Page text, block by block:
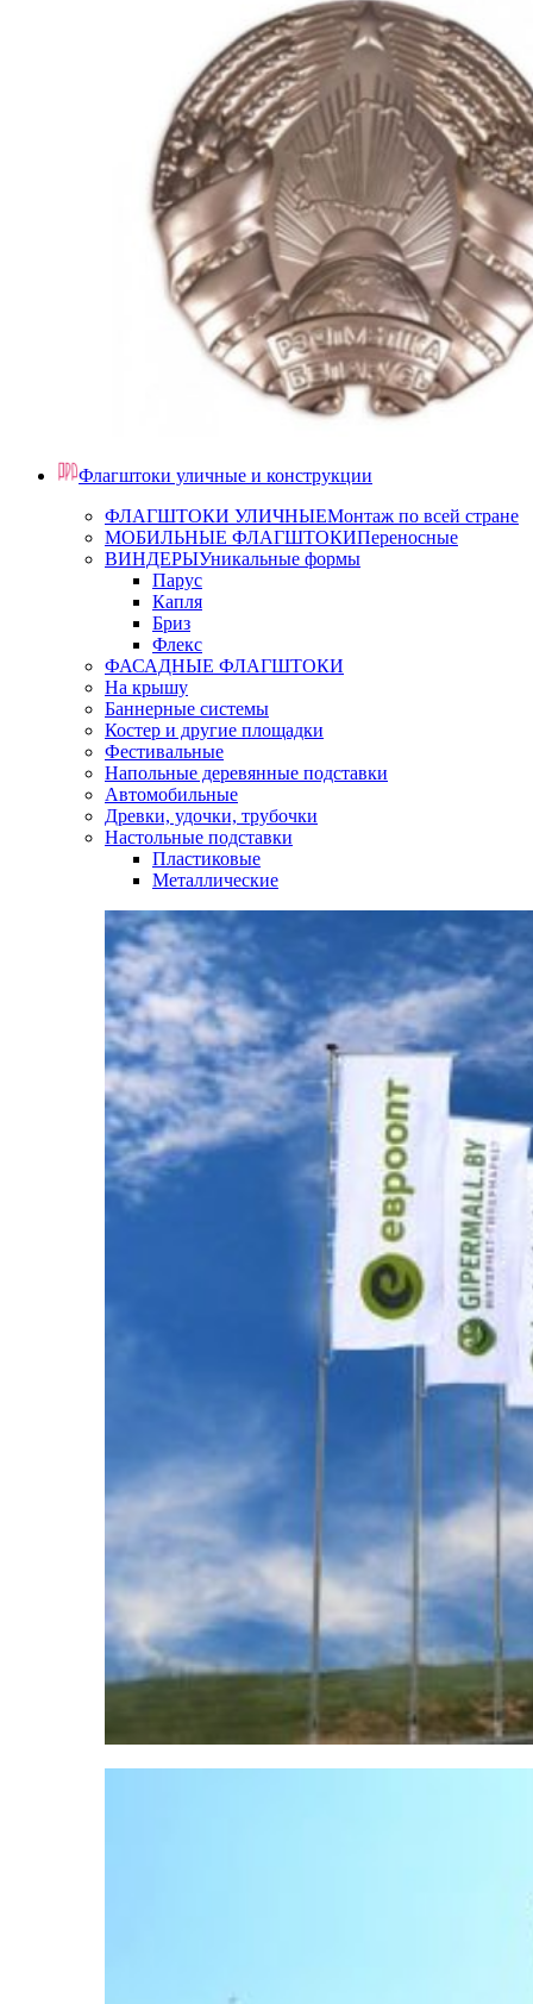
Флагштоки уличные и конструкции
ФЛАГШТОКИ УЛИЧНЫЕМонтаж по всей стране
МОБИЛЬНЫЕ ФЛАГШТОКИПереносные
ВИНДЕРЫУникальные формы
Парус
Капля
Бриз
Флекс
ФАСАДНЫЕ ФЛАГШТОКИ
На крышу
Баннерные системы
Костер и другие площадки
Фестивальные
Напольные деревянные подставки
Автомобильные
Древки, удочки, трубочки
Настольные подставки
Пластиковые
Металлические